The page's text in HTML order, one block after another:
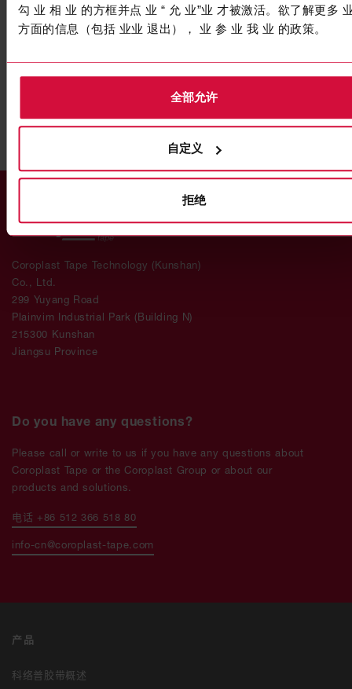
勾 业 相 业 的方框并点 业 “ 允 业”业 才被激活。欲了解更多
方面的信息（包括 业业 退出）， 业 参 业 我 业 的政策。
全部允许
自定义
拒绝
高性能胶带
Coroplast 9030 SPT
子系列 9000：透明色
产品
科络普胶带概述
Coroplast Tape Technology (Kunshan)
Co., Ltd.
299 Yuyang Road
Plainvim Industrial Park (Building N)
215300 Kunshan
Jiangsu Province
Do you have any questions?
Please call or write to us if you have any questions about
Coroplast Tape or the Coroplast Group or about our
products and solutions.
电话 +86 512 366 518 80
info-cn@coroplast-tape.com